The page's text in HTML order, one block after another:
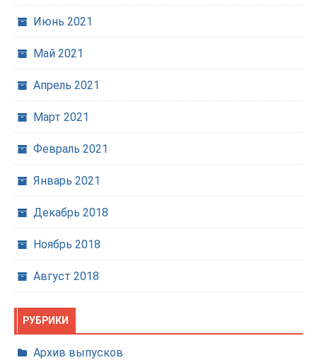
Июнь 2021
Май 2021
Апрель 2021
Март 2021
Февраль 2021
Январь 2021
Декабрь 2018
Ноябрь 2018
Август 2018
РУБРИКИ
Архив выпусков